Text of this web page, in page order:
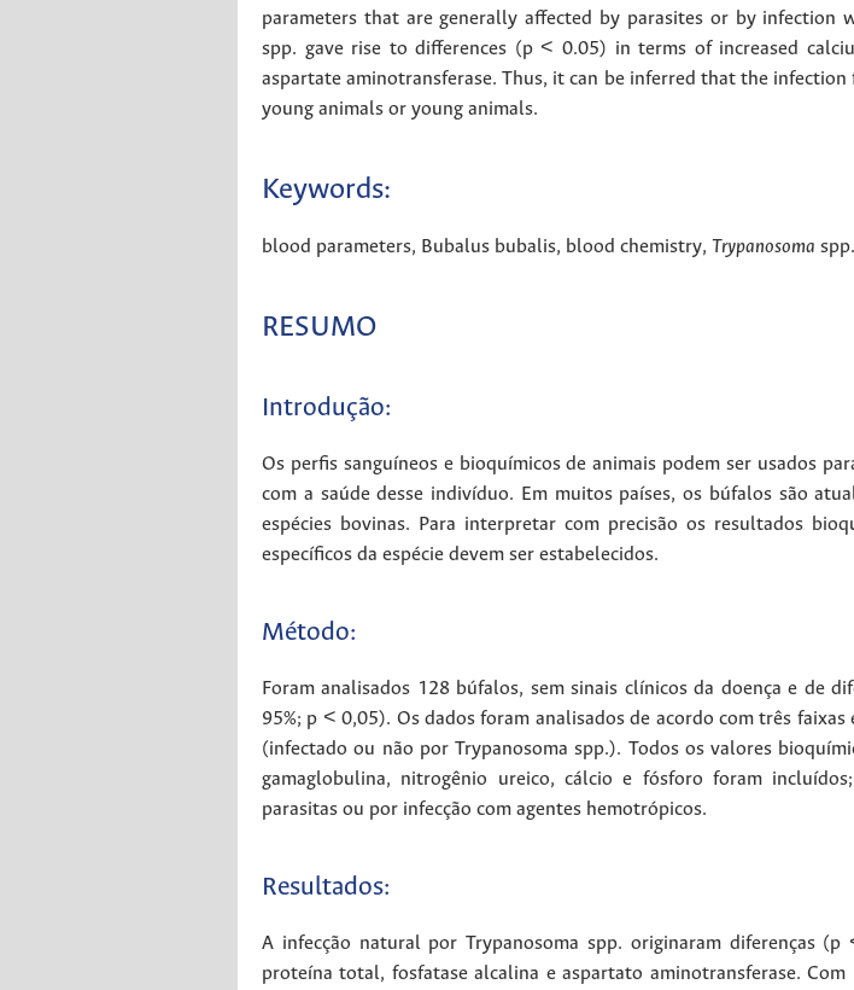
parameters that are generally affected by parasites or by
spp. gave rise to differences (p < 0.05) in terms of increased
aspartate aminotransferase. Thus, it can be inferred that the
young animals or young animals.
Keywords:
blood parameters, Bubalus bubalis, blood chemistry, Trypanosoma spp.
RESUMO
Introdução:
Os perfis sanguíneos e bioquímicos de animais podem ser usados
com a saúde desse indivíduo. Em muitos países, os búfalos são
espécies bovinas. Para interpretar com precisão os resultados
específicos da espécie devem ser estabelecidos.
Método:
Foram analisados 128 búfalos, sem sinais clínicos da doença e de
95%; p < 0,05). Os dados foram analisados de acordo com três
(infectado ou não por Trypanosoma spp.). Todos os valores
gamaglobulina, nitrogênio ureico, cálcio e fósforo foram
parasitas ou por infecção com agentes hemotrópicos.
Resultados:
A infecção natural por Trypanosoma spp. originaram diferenças
proteína total, fosfatase alcalina e aspartato aminotransferase.